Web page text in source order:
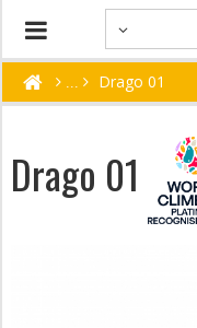
Drago 01
Drago 01